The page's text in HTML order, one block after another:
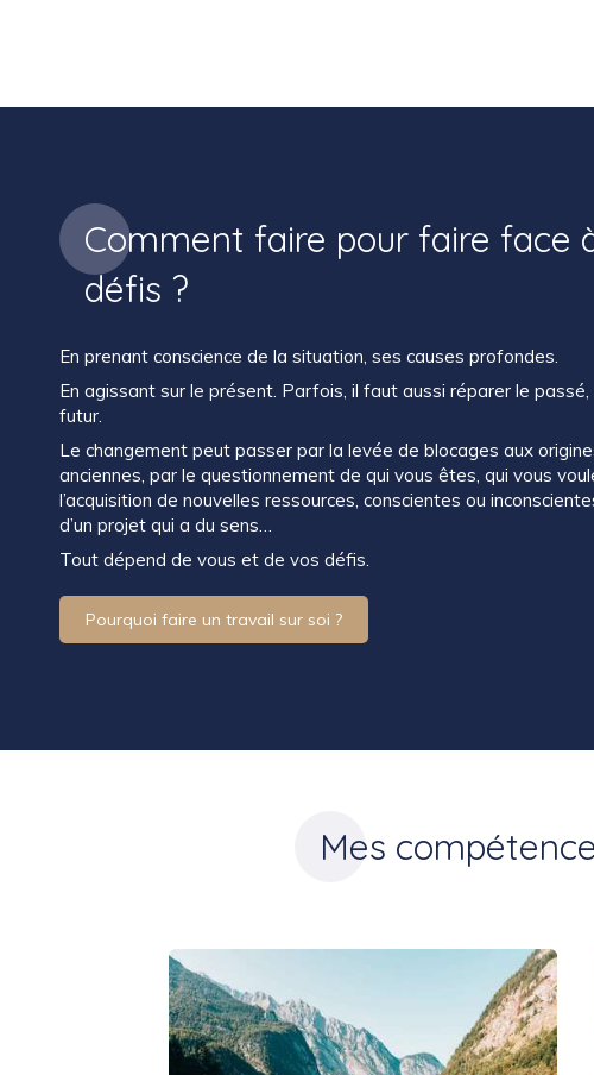
Comment faire pour faire face
défis ?
En prenant conscience de la situation, ses causes profondes.
En agissant sur le présent. Parfois, il faut aussi réparer le
futur.
Le changement peut passer par la levée de blocages aux
anciennes, par le questionnement de qui vous êtes, qui vous
l’acquisition de nouvelles ressources, conscientes ou
d’un projet qui a du sens…
Tout dépend de vous et de vos défis.
Pourquoi faire un travail sur soi ?
Mes